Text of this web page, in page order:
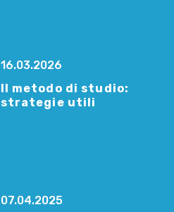
16.03.2026
Il metodo di studio:
strategie utili
07.04.2025